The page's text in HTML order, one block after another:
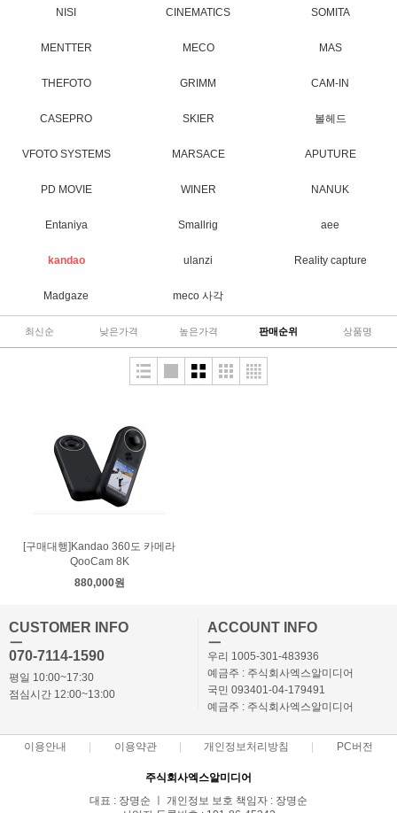
NISI CINEMATICS SOMITA
MENTTER MECO MAS
THEFOTO GRIMM CAM-IN
CASEPRO SKIER 볼헤드
VFOTO SYSTEMS MARSACE APUTURE
PD MOVIE WINER NANUK
Entaniya Smallrig aee
kandao ulanzi Reality capture
Madgaze meco 사각
최신순 낮은가격 높은가격 판매순위 상품명
[구매대행]Kandao 360도 카메라
QooCam 8K
880,000원
CUSTOMER INFO
ㅡ
070-7114-1590
평일 10:00~17:30
점심시간 12:00~13:00
ACCOUNT INFO
ㅡ
우리 1005-301-483936
예금주 : 주식회사엑스알미디어
국민 093401-04-179491
예금주 : 주식회사엑스알미디어
이용안내 이용약관 개인정보처리방침 PC버전
주식회사엑스알미디어
대표 : 장명순 ㅣ 개인정보 보호 책임자 : 장명순